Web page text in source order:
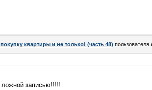
квартиры и не только! (часть 48) пользователя
ложной записью!!!!!